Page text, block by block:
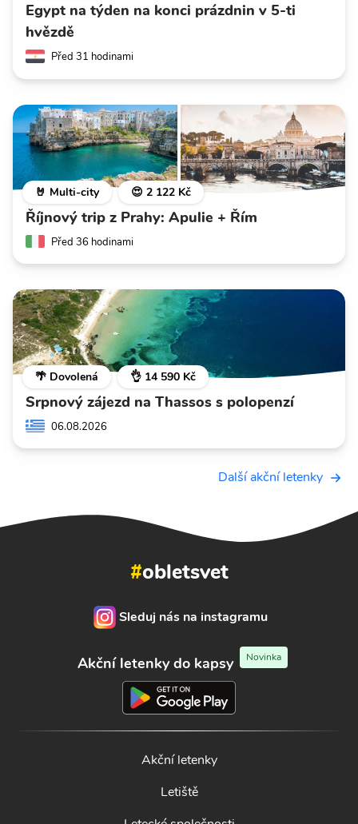
Egypt na týden na konci prázdnin v 5-ti
hvězdě
Před 31 hodinami
🤘 Multi-city 😍 2 122 Kč
Říjnový trip z Prahy: Apulie + Řím
Před 36 hodinami
🌴 Dovolená 👌 14 590 Kč
Srpnový zájezd na Thassos s polopenzí
06.08.2026
Další akční letenky
#obletsvet
Sleduj nás na instagramu
Akční letenky do kapsy Novinka
Akční letenky
Letiště